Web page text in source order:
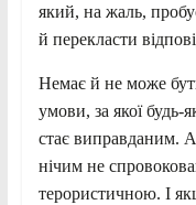
який, на жаль,
й перекласти
Немає й не може
умови, за якої будь-
стає виправданим.
нічим не
терористичною. І